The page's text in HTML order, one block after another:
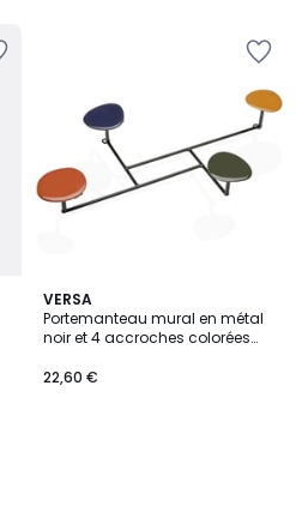
VERSA
Portemanteau mural en métal
noir et 4 accroches colorées
22,60 €